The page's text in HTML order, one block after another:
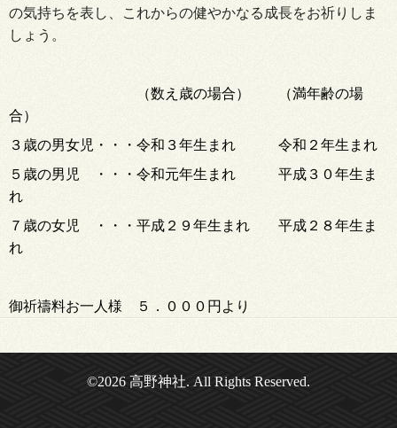
の気持ちを表し、これからの健やかなる成長をお祈りしま
しょう。
（数え歳の場合） （満年齢の場
合）
３歳の男女児・・・令和３年生まれ 令和２年生まれ
５歳の男児 ・・・令和元年生まれ 平成 ３０年生ま
れ
７歳の女児 ・・・平成 ２９ 年生まれ 平成 ２８年生ま
れ
御祈禱料お一人様 ５．０００円より
©2026 高野神社. All Rights Reserved.